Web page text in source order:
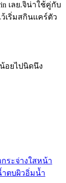
เลย.จิน่าใช้คู่กับ
เริ่มสกินแคร์ตัว
อยไปนิดนึง
กระจ่างใสหน้า
ำตบผิวอิ่มน้ำ